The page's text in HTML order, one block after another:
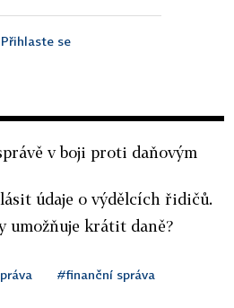
Přihlaste se
v boji proti daňovým
údaje o výdělcích řidičů.
krátit daně?
#finanční správa